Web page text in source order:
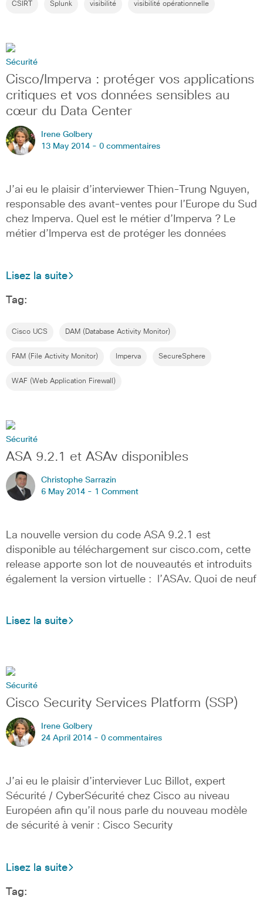
CSIRT Splunk visibilité visibilité opérationnelle
Sécurité
Cisco/Imperva : protéger vos applications
critiques et vos données sensibles au
cœur du Data Center
Irene Golbery
13 May 2014 - 0 commentaires
J’ai eu le plaisir d’interviewer Thien-Trung Nguyen,
responsable des avant-ventes pour l’Europe du Sud
chez Imperva. Quel est le métier d’Imperva ? Le
métier d’Imperva est de protéger les données
Lisez la suite
Tag:
Cisco UCS DAM (Database Activity Monitor)
FAM (File Activity Monitor) Imperva SecureSphere
WAF (Web Application Firewall)
Sécurité
ASA 9.2.1 et ASAv disponibles
Christophe Sarrazin
6 May 2014 - 1 Comment
La nouvelle version du code ASA 9.2.1 est
disponible au téléchargement sur cisco.com, cette
release apporte son lot de nouveautés et introduits
également la version virtuelle : l’ASAv. Quoi de neuf
Lisez la suite
Sécurité
Cisco Security Services Platform (SSP)
Irene Golbery
24 April 2014 - 0 commentaires
J’ai eu le plaisir d’interviever Luc Billot, expert
Sécurité / CyberSécurité chez Cisco au niveau
Européen afin qu’il nous parle du nouveau modèle
de sécurité à venir : Cisco Security
Lisez la suite
Tag: